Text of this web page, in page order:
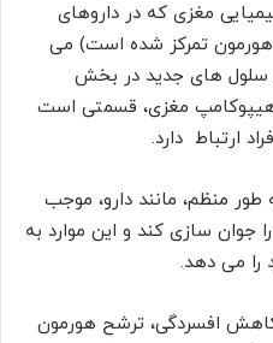
مغزی که در داروهای
هورمون تمرکز شده است) می
سلول های جدید در بخش
مغزی، قسمتی است
ارتباط دارد.
منظم، مانند دارو، موجب
سازی کند و این موارد به
را می دهد.
کاهش افسردگی، ترشح هورمون